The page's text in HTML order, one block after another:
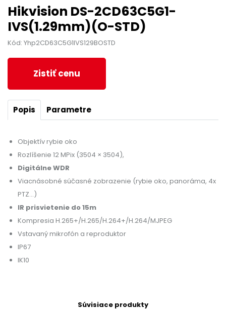
Hikvision DS-2CD63C5G1-
IVS(1.29mm)(O-STD)
Kód: Yhp2CD63C5G1IVS129BOSTD
Zistiť cenu
Popis Parametre
Objektív rybie oko
Rozlíšenie 12 MPix (3504 × 3504),
Digitálne WDR
Viacnásobné súčasné zobrazenie (rybie oko, panoráma, 4x
PTZ...)
IR prisvietenie do 15m
Kompresia H.265+/H.265/H.264+/H.264/MJPEG
Vstavaný mikrofón a reproduktor
IP67
IK10
Súvisiace produkty